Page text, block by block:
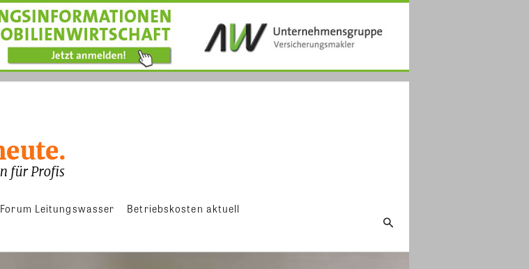
Forum Leitungswasser Betriebskosten aktuell